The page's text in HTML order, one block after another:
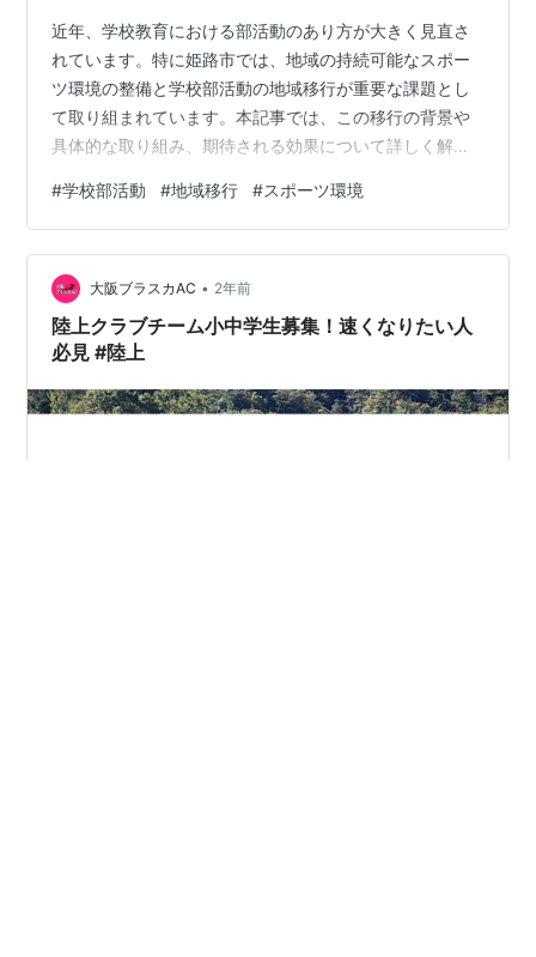
近年、学校教育における部活動のあり方が大きく見直さ
れています。特に姫路市では、地域の持続可能なスポー
ツ環境の整備と学校部活動の地域移行が重要な課題とし
て取り組まれています。本記事では、この移行の背景や
具体的な取り組み、期待される効果について詳しく解説
の健康やチームワークの育成に大きく寄与してきまし
た。しかし、少子化や教職員の長時間労働の問題が顕在
化する中で、従来の形での運営は持続可能性に課題があ
ると指摘されています。姫路市においても、部活動を地
域に移行し、学校外の専門性や地域資源を活用する動き
が進められています。 地域移行の具体的取り組み …
#学校部活動 #地域移行 #スポーツ環境
大阪ブラスカAC • 2年前
陸上クラブチーム小中学生募集！速くなりたい人
必見 #陸上